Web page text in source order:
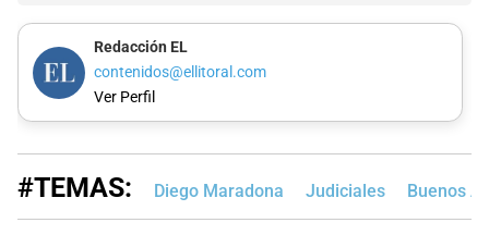
Redacción EL
contenidos@ellitoral.com
Ver Perfil
#TEMAS: Diego Maradona Judiciales Buenos